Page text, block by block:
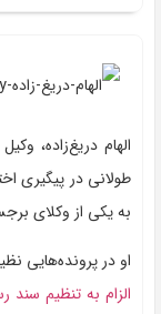
الهام دریغ‌زاده،
طولانی در پیگیری
به یکی از وکلای
او در پرونده‌هایی
الزام به تنظیم سند